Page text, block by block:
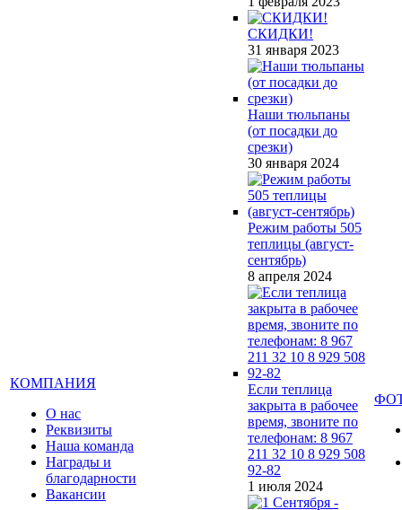
КОМПАНИЯ
О нас
Реквизиты
Наша команда
Награды и
благодарности
Вакансии
СКИДКИ!
31 января 2023
Наши тюльпаны
(от посадки до
срезки)
30 января 2024
Режим работы 505
теплицы (август-
сентябрь)
8 апреля 2024
Если теплица
закрыта в рабочее
время, звоните по
телефонам: 8 967
211 32 10 8 929 508
92-82
1 июля 2024